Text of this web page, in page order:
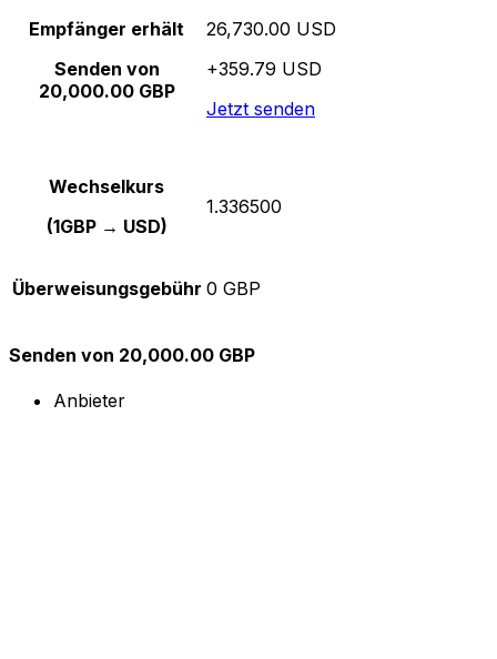
Empfänger erhält
Senden von
20,000.00 GBP
26,730.00 USD
+359.79 USD
Jetzt senden
Wechselkurs
(1GBP → USD)
1.336500
Überweisungsgebühr 0 GBP
Senden von 20,000.00 GBP
Anbieter